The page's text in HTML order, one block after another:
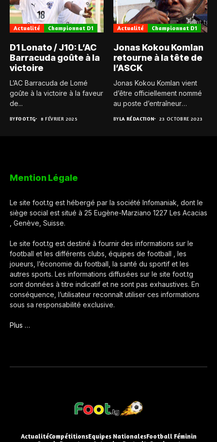
Actualité Championnat D1
D1 Lonato / J10: L’AC
Barracuda goûte à la
victoire
L’AC Barracuda de Lomé
goûte à la victoire à la faveur
de...
BYFOOT.TG 8 FÉVRIER 2025
Actualité Championnat D1
Jonas Kokou Komlan
retourne à la tête de
l’ASCK
Jonas Kokou Komlan vient
d’être officiellement nommé
au poste d’entraîneur
BYLA RÉDACTION 23 OCTOBRE 2023
Mention Légale
Le site foot.tg est hébergé par la société Infomaniak, dont le
siège social est situé à 25 Eugène-Marziano 1227 Les Acacias
, Genève, Suisse.
Le site foot.tg est destiné à fournir des informations sur le
football et les différents clubs, équipes de football , les
joueurs, l’économie du football, la santé du sportif et les
autres sports. Les informations diffusées sur le site foot.tg
sont données à titre indicatif et ne sont pas exhaustives. En
conséquence, l’utilisateur reconnaît utiliser ces informations
sous sa responsabilité exclusive.
Plus …
ActualitéCompétitionsEquipes NationalesFootball Féminin